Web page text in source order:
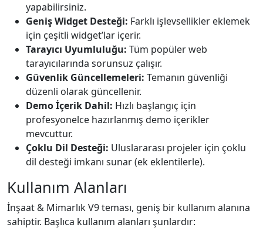
yapabilirsiniz.
Geniş Widget Desteği: Farklı işlevsellikler eklemek
için çeşitli widget’lar içerir.
Tarayıcı Uyumluluğu: Tüm popüler web
tarayıcılarında sorunsuz çalışır.
Güvenlik Güncellemeleri: Temanın güvenliği
düzenli olarak güncellenir.
Demo İçerik Dahil: Hızlı başlangıç için
profesyonelce hazırlanmış demo içerikler
mevcuttur.
Çoklu Dil Desteği: Uluslararası projeler için çoklu
dil desteği imkanı sunar (ek eklentilerle).
Kullanım Alanları
İnşaat & Mimarlık V9 teması, geniş bir kullanım alanına
sahiptir. Başlıca kullanım alanları şunlardır: